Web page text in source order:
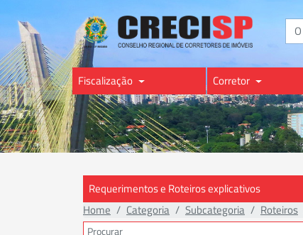
Fiscalização Corretor
Requerimentos e Roteiros explicativos
Home
Categoria Subcategoria Roteiros